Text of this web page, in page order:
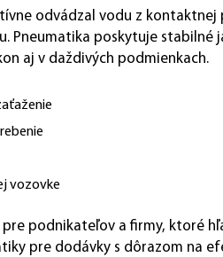
odvádzal vodu z kontaktnej
Pneumatika poskytuje stabilné
aj v daždivých podmienkach.
vozovke
pre podnikateľov a firmy, ktoré
pre dodávky s dôrazom na